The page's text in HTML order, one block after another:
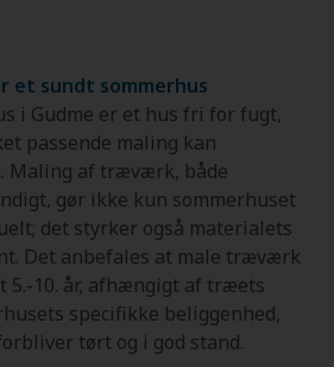
et sundt sommerhus
i Gudme er et hus fri for fugt,
passende maling kan
Maling af træværk, både
gør ikke kun sommerhuset
det styrker også materialets
Det anbefales at male træværk
5.-10. år, afhængigt af træets
specifikke beliggenhed,
tørt og i god stand.